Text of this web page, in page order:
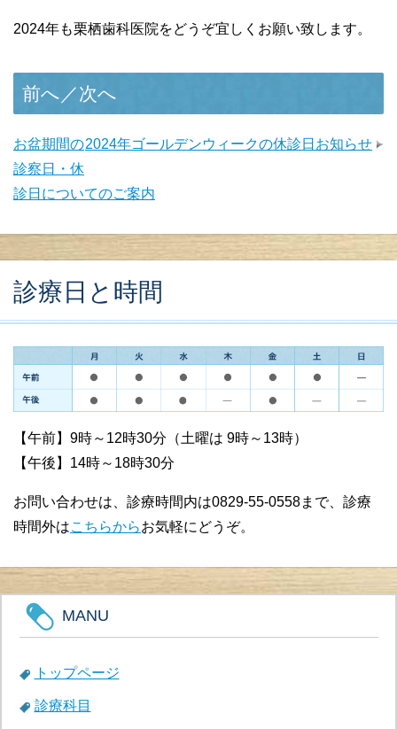
2024年も栗栖歯科医院をどうぞ宜しくお願い致します。
前へ／次へ
2024年ゴールデンウィークの休診日お知らせ
お盆期間の
診察日・休
診日についてのご案内
診療日と時間
【午前】9時～12時30分（土曜は 9時～13時）
【午後】14時～18時30分
お問い合わせは、診療時間内は0829-55-0558まで、診療
時間外はこちらからお気軽にどうぞ。
MANU
トップページ
診療科目